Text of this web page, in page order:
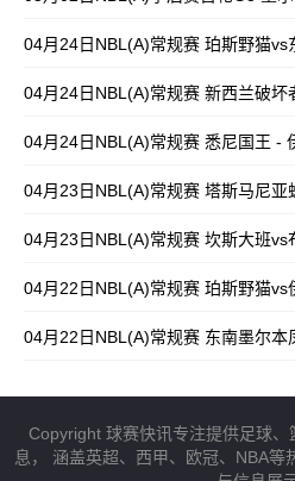
04月24日NBL(A)常规赛 珀斯野猫vs
04月24日NBL(A)常规赛 新西兰破
04月24日NBL(A)常规赛 悉尼国王 -
04月23日NBL(A)常规赛 塔斯马尼亚
04月23日NBL(A)常规赛 坎斯大班vs
04月22日NBL(A)常规赛 珀斯野猫vs
04月22日NBL(A)常规赛 东南墨尔本
Copyright 球赛快讯专注提供足球
息， 涵盖英超、西甲、欧冠、NBA等